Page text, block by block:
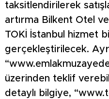
taksitlendirilerek
artırma Bilkent Otel
TOKİ İstanbul hizmet
gerçekleştirilecek.
üzerinden teklif
detaylı bilgiye,